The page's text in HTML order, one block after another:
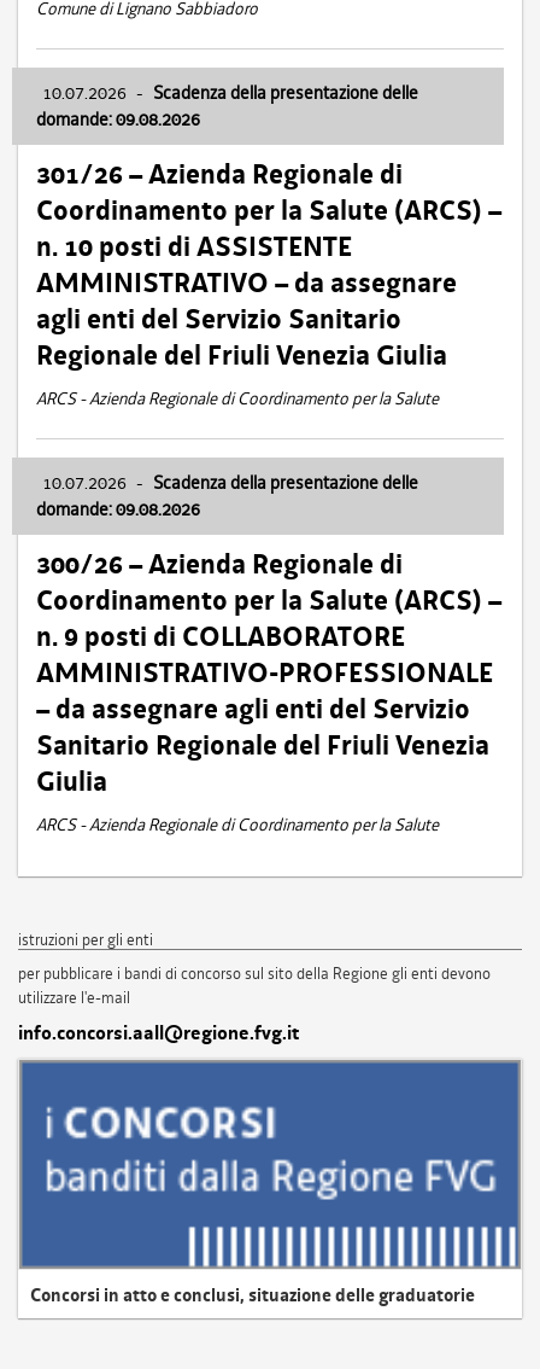
Comune di Lignano Sabbiadoro
10.07.2026 - Scadenza della presentazione delle
domande: 09.08.2026
301/26 – Azienda Regionale di
Coordinamento per la Salute (ARCS) –
n. 10 posti di ASSISTENTE
AMMINISTRATIVO – da assegnare
agli enti del Servizio Sanitario
Regionale del Friuli Venezia Giulia
ARCS - Azienda Regionale di Coordinamento per la Salute
10.07.2026 - Scadenza della presentazione delle
domande: 09.08.2026
300/26 – Azienda Regionale di
Coordinamento per la Salute (ARCS) –
n. 9 posti di COLLABORATORE
AMMINISTRATIVO-PROFESSIONALE
– da assegnare agli enti del Servizio
Sanitario Regionale del Friuli Venezia
Giulia
ARCS - Azienda Regionale di Coordinamento per la Salute
istruzioni per gli enti
per pubblicare i bandi di concorso sul sito della Regione gli enti devono
utilizzare l'e-mail
info.concorsi.aall@regione.fvg.it
Concorsi in atto e conclusi, situazione delle graduatorie